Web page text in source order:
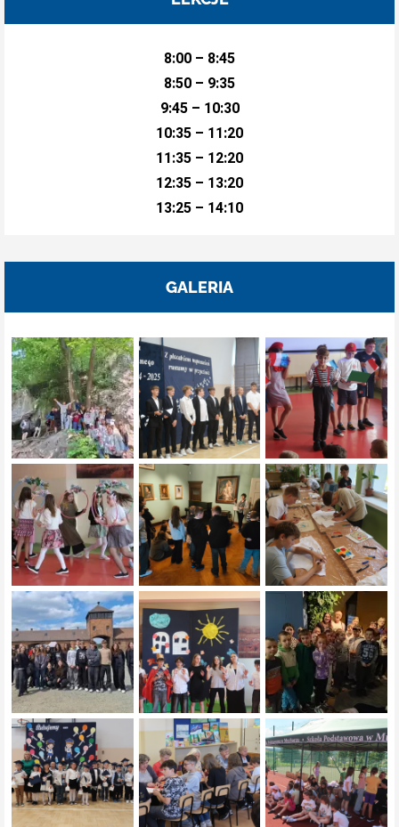
8:00 – 8:45
8:50 – 9:35
9:45 – 10:30
10:35 – 11:20
11:35 – 12:20
12:35 – 13:20
13:25 – 14:10
GALERIA